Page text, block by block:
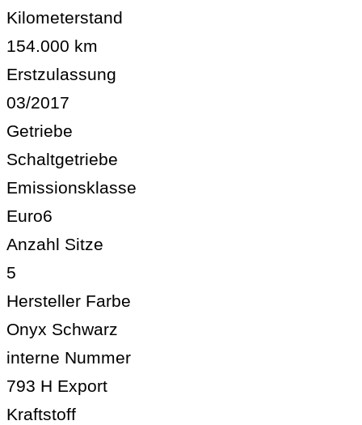
Kilometerstand
154.000 km
Erstzulassung
03/2017
Getriebe
Schaltgetriebe
Emissionsklasse
Euro6
Anzahl Sitze
5
Hersteller Farbe
Onyx Schwarz
interne Nummer
793 H Export
Kraftstoff